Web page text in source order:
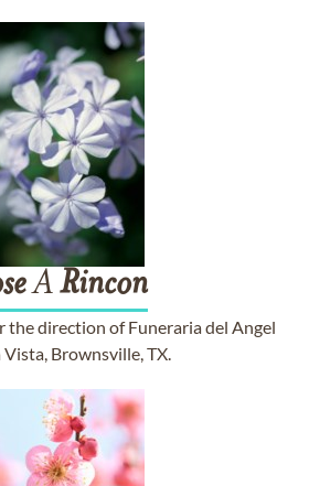
ARincon
the direction of Funeraria del Angel
Vista, Brownsville, TX.